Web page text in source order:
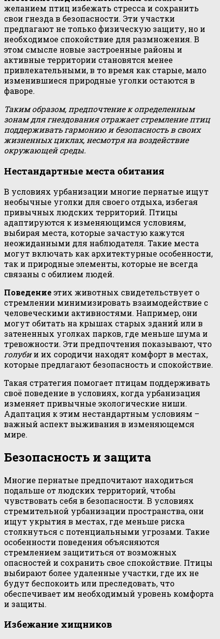
желанием птиц избежать стресса и сохранить
свои гнезда в безопасности. Эти участки
предлагают не только физическую защиту, но и
необходимое спокойствие для размножения. В
этом смысле новые застроенные районы и
активные территории становятся менее
привлекательными, в то время как старые, мало
изменившиеся природные уголки остаются в
фаворе.
Таким образом, предпочтение к определенным
зонам для гнездования отражает стремление птиц
поддерживать гармонию и безопасность в своих
жизненных циклах, несмотря на воздействие
окружающей среды.
Нестандартные места обитания
В условиях урбанизации многие пернатые ищут
необычные уголки для своего отдыха, избегая
привычных людских территорий. Птицы
адаптируются к изменяющимся условиям,
выбирая места, которые зачастую кажутся
неожиданными для наблюдателя. Такие места
могут включать как архитектурные особенности,
так и природные элементы, которые не всегда
связаны с обилием людей.
Поведениеэтих животных свидетельствует о
стремлении минимизировать взаимодействие с
человеческими активностями. Например, они
могут обитать на крышах старых зданий или в
затененных уголках парков, где меньше шума и
тревожности. Эти предпочтения показывают, что
голубии их сородичи находят комфорт в местах,
которые предлагают безопасность и спокойствие.
Такая стратегия помогает птицам поддерживать
своё поведение в условиях, когда урбанизация
изменяет привычные экологические ниши.
Адаптация к этим нестандартным условиям –
важный аспект выживания в изменяющемся
мире.
Безопасность и защита
Многие пернатые предпочитают находиться
подальше от людских территорий, чтобы
чувствовать себя в безопасности. В условиях
стремительной урбанизации пространства, они
ищут укрытия в местах, где меньше риска
столкнуться с потенциальными угрозами. Такие
особенности поведения объясняются
стремлением защититься от возможных
опасностей и сохранить свое спокойствие. Птицы
выбирают более удаленные участки, где их не
будут беспокоить или преследовать, что
обеспечивает им необходимый уровень комфорта
и защиты.
Избежание хищников